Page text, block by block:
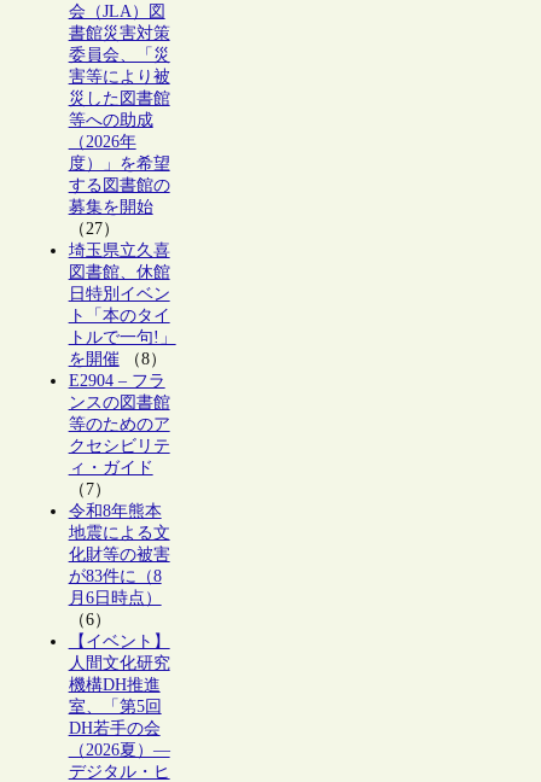
会（JLA）図
書館災害対策
委員会、「災
害等により被
災した図書館
等への助成
（2026年
度）」を希望
する図書館の
募集を開始
（27）
埼玉県立久喜
図書館、休館
日特別イベン
ト「本のタイ
トルで一句!」
を開催（8）
E2904 – フラ
ンスの図書館
等のためのア
クセシビリテ
ィ・ガイド
（7）
令和8年熊本
地震による文
化財等の被害
が83件に（8
月6日時点）
（6）
【イベント】
人間文化研究
機構DH推進
室、「第5回
DH若手の会
（2026夏）―
デジタル・ヒ